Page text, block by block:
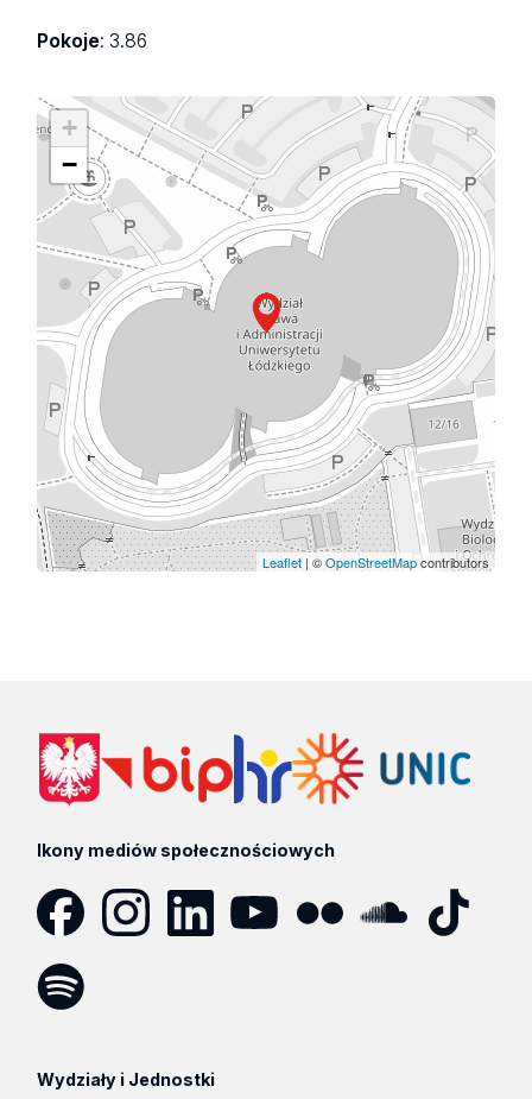
Pokoje: 3.86
+
−
Leaflet| ©OpenStreetMapcontributors
Ikony mediów społecznościowych
Wydziały i Jednostki